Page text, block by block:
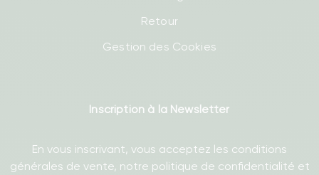
Retour
Gestion des Cookies
Inscription à la Newsletter
En vous inscrivant, vous acceptez les conditions
générales de vente, notre politique de confidentialité et